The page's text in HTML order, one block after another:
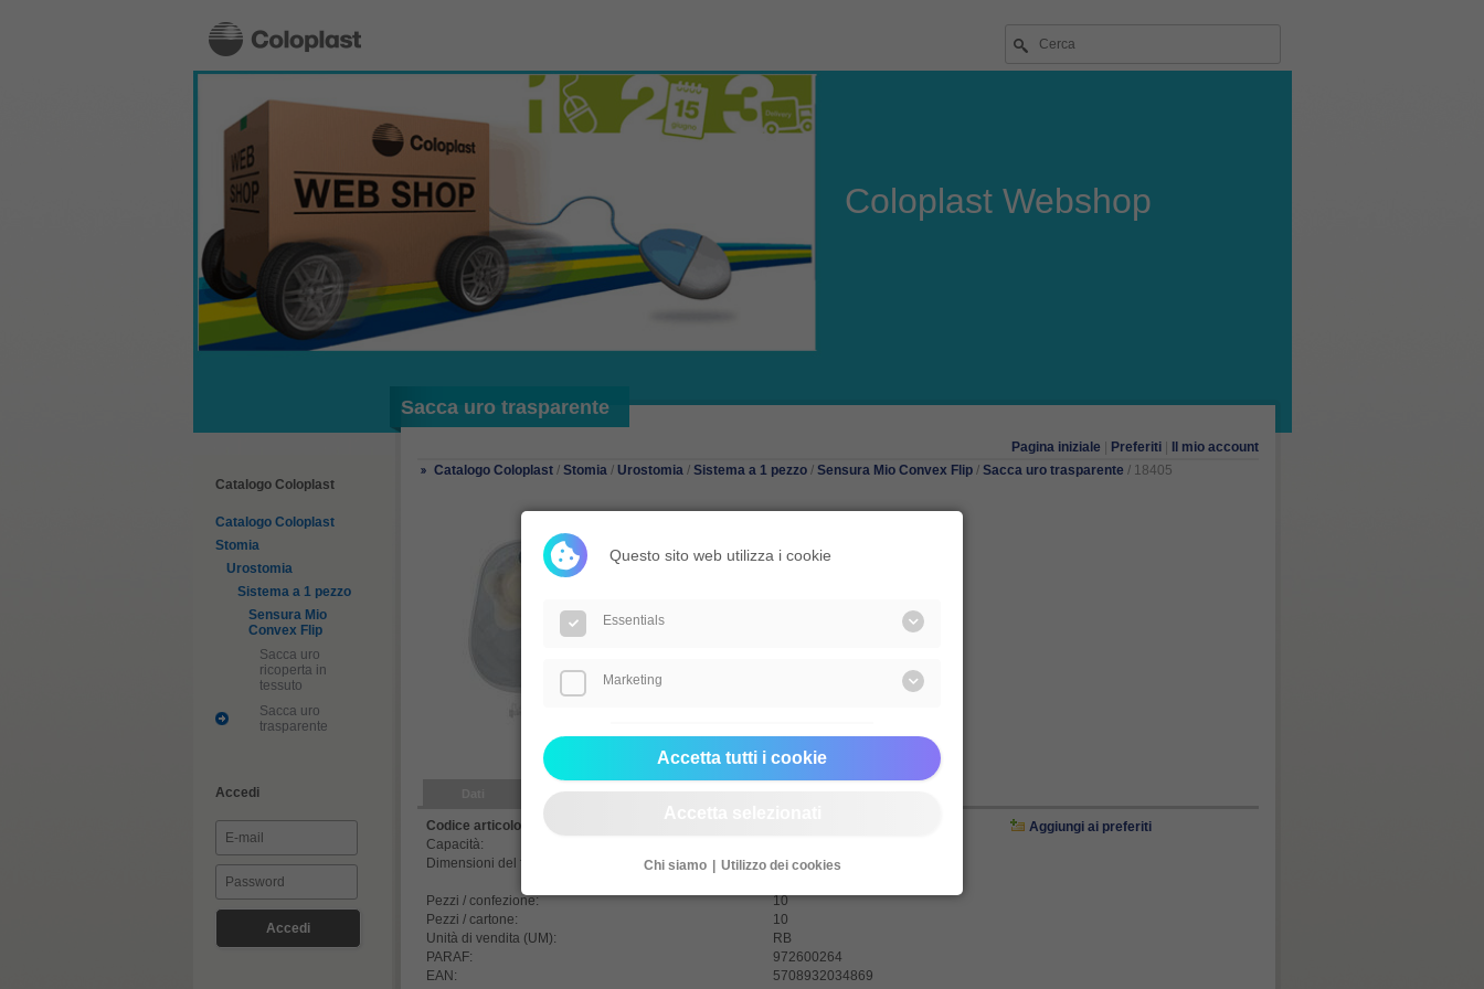
Coloplast Webshop
Sacca uro trasparente
Catalogo Coloplast
Catalogo Coloplast
Stomia
Urostomia
Sistema a 1 pezzo
Sensura Mio
Convex Flip
Sacca uro
ricoperta in
tessuto
Sacca uro
trasparente
Accedi
Pagina iniziale Preferiti|
Il mio account
Catalogo Coloplast/ Stomia/ Urostomia/ Sistema a 1 pezzo/ Sensura Mio Convex Flip/ Sacca uro trasparente / 18405
Domande?
Codice articolo:
Capacità:
Dimensioni del foro (mm):
10-40 S
Pezzi / confezione:
10
Pezzi / cartone:
10
Unità di vendita (UM):
RB
PARAF:
972600264
EAN:
5708932034869
Aggiungi ai preferiti
Questo sito web utilizza i cookie
Essentials
Marketing
Accetta tutti i cookie
Chi siamo Utilizzo dei cookies